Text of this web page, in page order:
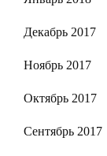
Декабрь 2017
Ноябрь 2017
Октябрь 2017
Сентябрь 2017